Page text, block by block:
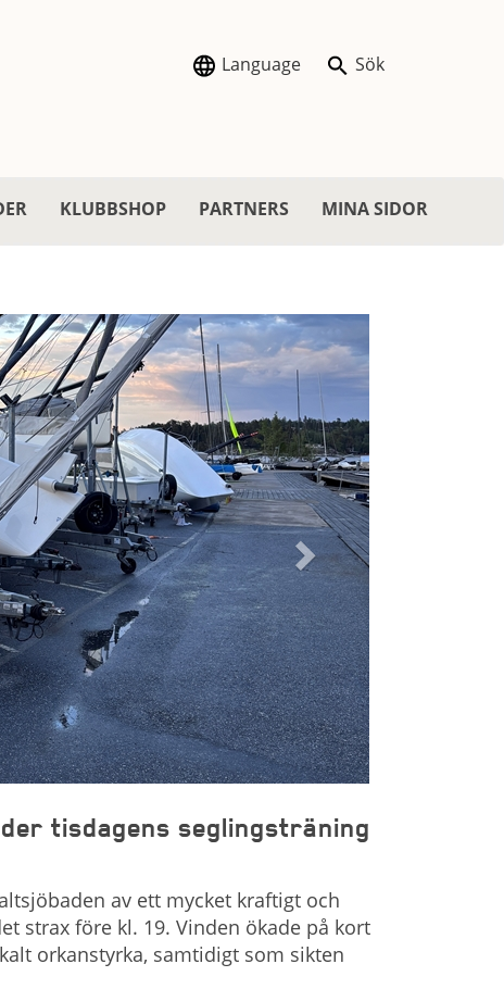
Language Sök
KLUBBSHOP PARTNERS MINA SIDOR
tisdagens seglingsträning
av ett mycket kraftigt och
strax före kl. 19. Vinden ökade på kort
orkanstyrka, samtidigt som sikten